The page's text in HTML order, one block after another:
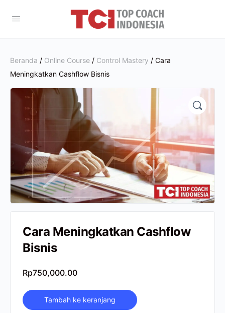
Beranda / Online Course / Control Mastery / Cara
Meningkatkan Cashflow Bisnis
Cara Meningkatkan Cashflow
Bisnis
Rp750,000.00
Tambah ke keranjang